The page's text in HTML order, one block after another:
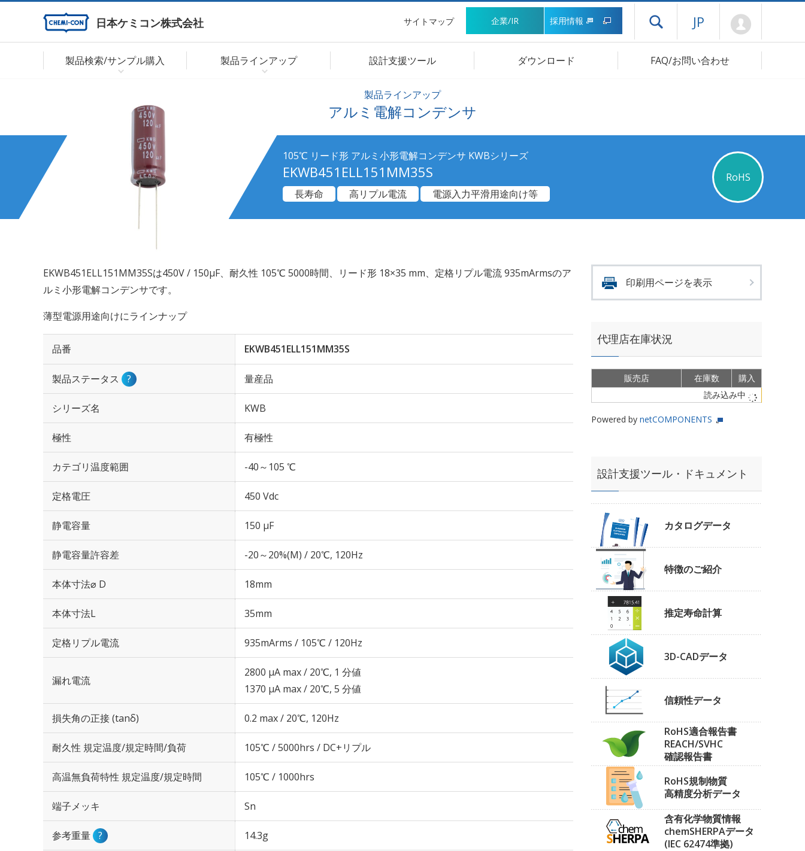
日本ケミコン株式会社 サイトマップ 企業/IR 採用情報 ドロワーメニューを開く
JP
製品検索/サンプル購入 製品ラインアップ 設計支援ツール ダウンロード FAQ/お問い合わせ
製品ラインアップ
アルミ電解コンデンサ
105℃ リード形 アルミ小形電解コンデンサ KWBシリーズ
EKWB451ELL151MM35S
RoHS
長寿命
高リプル電流 電源入力平滑用途向け等
EKWB451ELL151MM35Sは450V / 150µF、耐久性 105℃ 5000時間、リード形 18×35 mm、定格リプル電流 935mArmsのア
ルミ小形電解コンデンサです。
薄型電源用途向けにラインナップ
品番 EKWB451ELL151MM35S
製品ステータス ? 量産品
シリーズ名 KWB
極性 有極性
カテゴリ温度範囲 -40～105 ℃
定格電圧 450 Vdc
静電容量 150 µF
静電容量許容差 -20～20%(M) / 20℃, 120Hz
本体寸法⌀ D 18mm
本体寸法L 35mm
定格リプル電流 935mArms / 105℃ / 120Hz
漏れ電流
2800 μA max / 20℃, 1 分値
1370 μA max / 20℃, 5 分値
損失角の正接 (tanδ) 0.2 max / 20℃, 120Hz
耐久性 規定温度/規定時間/負荷 105℃ / 5000hrs / DC+リプル
高温無負荷特性 規定温度/規定時間 105℃ / 1000hrs
端子メッキ Sn
参考重量 ? 14.3g
印刷用ページを表示
代理店在庫状況
販売店 在庫数
購入
読み込み中
Powered by netCOMPONENTS
設計支援ツール・ドキュメント
カタログデータ
特徴のご紹介
推定寿命計算
3D-CADデータ
信頼性データ
RoHS適合報告書
REACH/SVHC
確認報告書
RoHS規制物質
高精度分析データ
含有化学物質情報
chemSHERPAデータ
(IEC 62474準拠)